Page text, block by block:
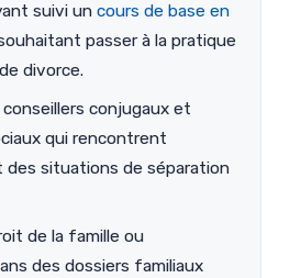
suivi un cours de base en
passer à la pratique
divorce.
conjugaux et
qui rencontrent
situations de séparation
de la famille ou
des dossiers familiaux